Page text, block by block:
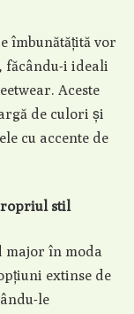
îmbunătățită vor
făcându-i ideali
Aceste
de culori și
cu accente de
stil
major în moda
extinse de
le